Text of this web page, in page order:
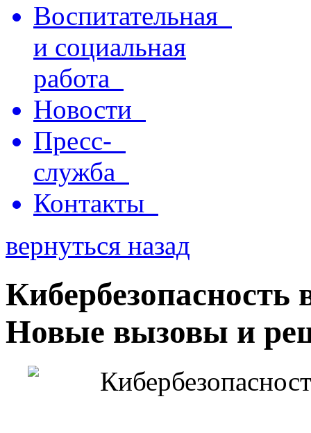
Воспитательная
и социальная
работа
Новости
Пресс-
служба
Контакты
вернуться назад
Кибербезопасность
Новые вызовы и